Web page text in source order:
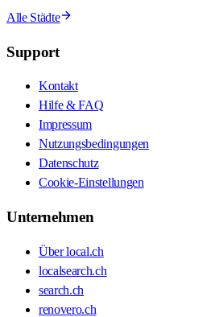
Alle Städte
Support
Kontakt
Hilfe & FAQ
Impressum
Nutzungsbedingungen
Datenschutz
Cookie-Einstellungen
Unternehmen
Über local.ch
localsearch.ch
search.ch
renovero.ch